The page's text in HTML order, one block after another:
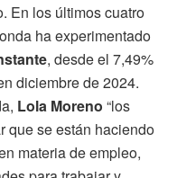
En los últimos cuatro
ha experimentado
, desde el 7,49%
diciembre de 2024.
Lola Moreno “los
que se están haciendo
materia de empleo,